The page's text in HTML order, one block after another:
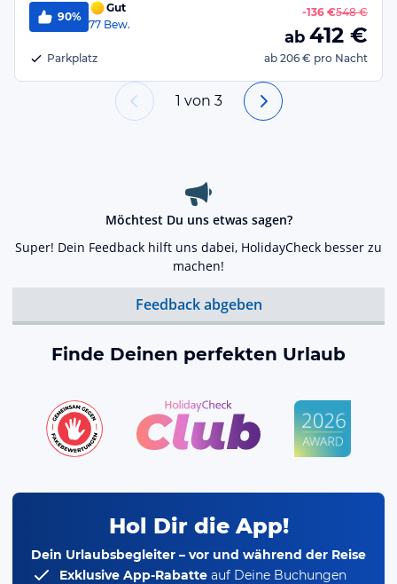
90%
Gut
77 Bew.
Parkplatz
-136 €548 €
ab 412 €
ab 206 € pro Nacht
1 von 3
Möchtest Du uns etwas sagen?
Super! Dein Feedback hilft uns dabei, HolidayCheck besser zu
machen!
Feedback abgeben
Finde Deinen perfekten Urlaub
Hol Dir die App!
Dein Urlaubsbegleiter – vor und während der Reise
Exklusive App-Rabatte auf Deine Buchungen